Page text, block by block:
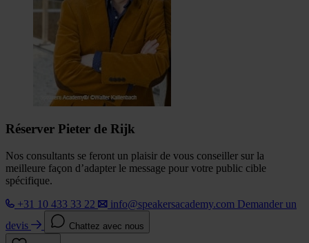
Réserver Pieter de Rijk
Nos consultants se feront un plaisir de vous conseiller sur la
meilleure façon d’adapter le message pour votre public cible
spécifique.
+31 10 433 33 22
info@speakersacademy.com Demander un
devis
Chattez avec nous